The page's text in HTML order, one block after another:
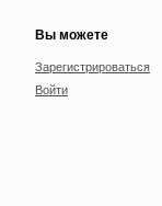
Вы можете
Зарегистрироваться
Войти